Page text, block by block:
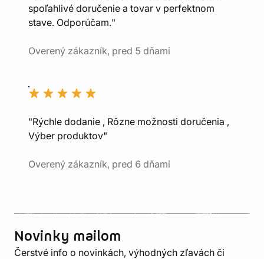
spoľahlivé doručenie a tovar v perfektnom
stave. Odporúčam."
Overený zákazník, pred 5 dňami
"Rýchle dodanie , Rôzne možnosti doručenia ,
Výber produktov"
Overený zákazník, pred 6 dňami
Novinky mailom
Čerstvé info o novinkách, výhodných zľavách či